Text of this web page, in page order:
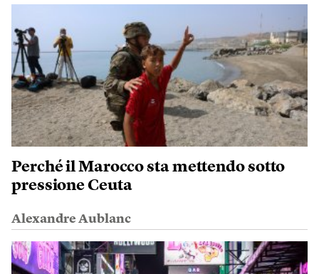
Perché il Marocco sta mettendo sotto
pressione Ceuta
Alexandre Aublanc